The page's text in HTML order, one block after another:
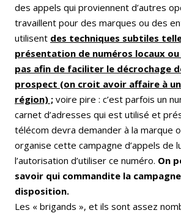
des appels qui proviennent d’autres
travaillent pour des marques ou des
utilisent des techniques subtiles
présentation de numéros locaux ou
pas afin de faciliter le décrochage
prospect (on croit avoir affaire à
région) ; voire pire : c’est parfois un
carnet d’adresses qui est utilisé et
télécom devra demander à la marque
organise cette campagne d’appels de
l’autorisation d’utiliser ce numéro. On
savoir qui commandite la
disposition.
Les « brigands », et ils sont assez